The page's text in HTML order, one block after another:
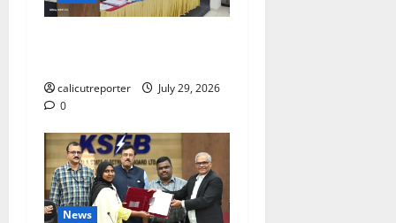
calicutreporter
July 29, 2026
0
News